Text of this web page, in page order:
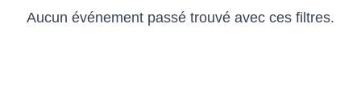
Aucun événement passé trouvé avec ces filtres.